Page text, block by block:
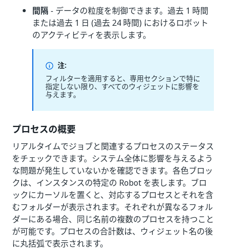
間隔 - データの粒度を制御できます。過去 1 時間
または過去 1 日 (過去 24 時間) におけるロボット
のアクティビティを表示します。
注:
フィルターを適用すると、専用セクションで特に
指定しない限り、すべてのウィジェットに影響を
与えます。
プロセスの概要
リアルタイムでジョブと関連するプロセスのステータス
をチェックできます。システム全体に影響を与えるよう
な問題が発生していないかを確認できます。各色ブロッ
クは、インスタンスの特定の Robot を表します。ブロ
ックにカーソルを置くと、対応するプロセスとそれを含
むフォルダーが表示されます。それぞれが異なるフォル
ダーにある場合、同じ名前の複数のプロセスを持つこと
が可能です。プロセスの合計数は、ウィジェット名の後
に丸括弧で表示されます。